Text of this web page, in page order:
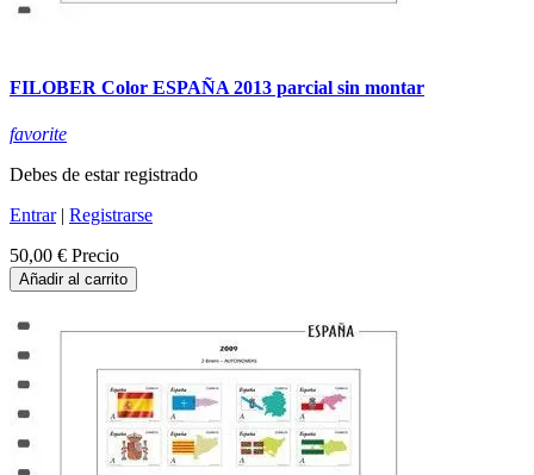
FILOBER Color ESPAÑA 2013 parcial sin montar
favorite
Debes de estar registrado
Entrar| Registrarse
50,00 € Precio
Añadir al carrito